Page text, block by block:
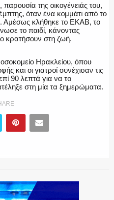
της οικογένειάς του,
όταν ένα κομμάτι από το
Αμέσως κλήθηκε το EKAB, το
το παιδί, κάνοντας
κρατήσουν στη ζωή.
Ηρακλείου, όπου
και οι γιατροί συνέχισαν τις
90 λεπτά για να το
στη μία τα ξημερώματα.